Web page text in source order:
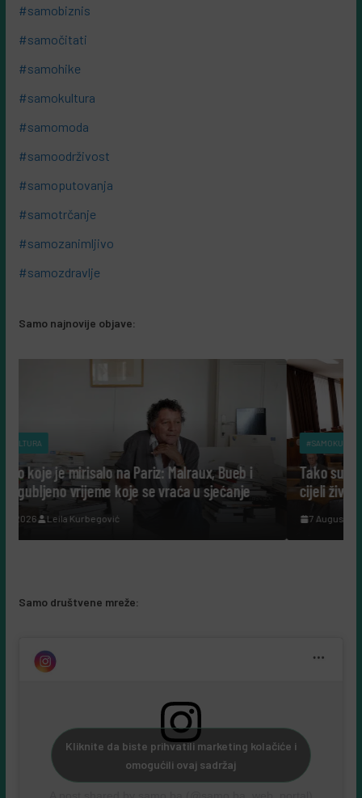
#samobiznis
#samočitati
#samohike
#samokultura
#samomoda
#samoodrživost
#samoputovanja
#samotrčanje
#samozanimljivo
#samozdravlje
Samo najnovije objave:
Bueb i
u sjećanje
#SAMOKULTURA
Tako su govorili: Šta nam danas govore
cijeli život posvetili nauci?
Samo društvene mreže:
Kliknite da biste prihvatili marketing kolačiće i
omogućili ovaj sadržaj